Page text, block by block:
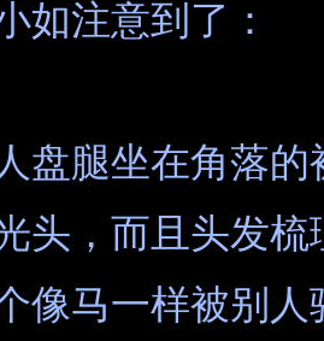
如注意到了：
腿坐在角落的
头，而且头发梳
像马一样被别人